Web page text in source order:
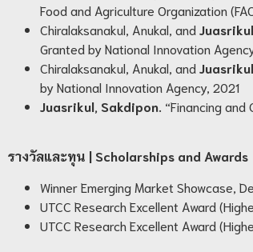
Food and Agriculture Organization
Chiralaksanakul, Anukal, and
Granted by National Innovation
Chiralaksanakul, Anukal, and
by National Innovation Agency, 2021
Juasrikul, Sakdipon. “Financing
รางวัลและทุน | Scholarships and Awards
Winner Emerging Market Showcase,
UTCC Research Excellent Award
UTCC Research Excellent Award